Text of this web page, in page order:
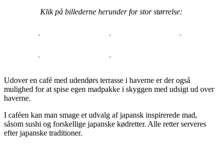
Klik på billederne herunder for stor størrelse:
Udover en café med udendørs terrasse i haverne er der også
mulighed for at spise egen madpakke i skyggen med udsigt ud over
haverne.
I caféen kan man smage et udvalg af japansk inspirerede mad,
såsom sushi og forskellige japanske kødretter. Alle retter serveres
efter japanske traditioner.